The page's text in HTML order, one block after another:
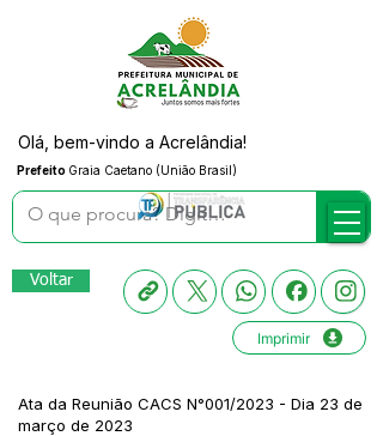
Prefeito Graia Caetano (União Brasil)
Olá, bem-vindo a Acrelândia!
Voltar
Imprimir
Ata da Reunião CACS N°001/2023 - Dia 23 de
março de 2023